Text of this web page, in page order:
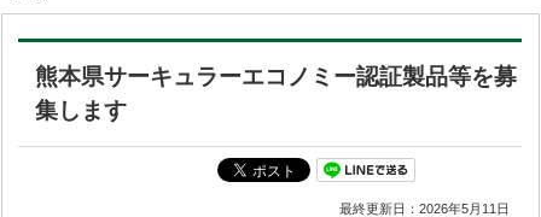
熊本県サーキュラーエコノミー認証製品等を募
集します
最終更新日：2026年5月11日